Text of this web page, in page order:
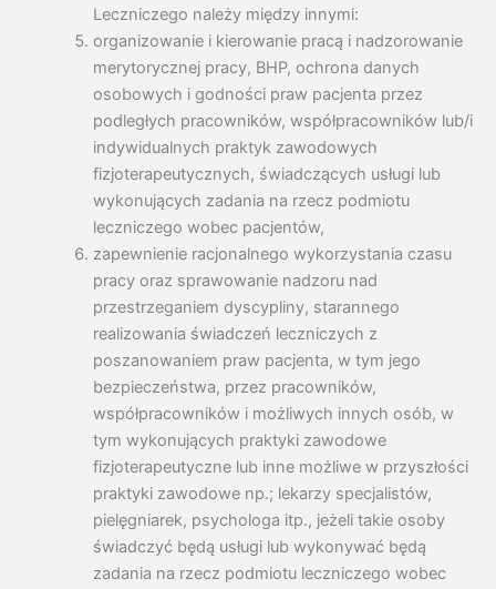
Leczniczego należy między innymi:
organizowanie i kierowanie pracą i nadzorowanie
merytorycznej pracy, BHP, ochrona danych
osobowych i godności praw pacjenta przez
podległych pracowników, współpracowników lub/i
indywidualnych praktyk zawodowych
fizjoterapeutycznych, świadczących usługi lub
wykonujących zadania na rzecz podmiotu
leczniczego wobec pacjentów,
zapewnienie racjonalnego wykorzystania czasu
pracy oraz sprawowanie nadzoru nad
przestrzeganiem dyscypliny, starannego
realizowania świadczeń leczniczych z
poszanowaniem praw pacjenta, w tym jego
bezpieczeństwa, przez pracowników,
współpracowników i możliwych innych osób, w
tym wykonujących praktyki zawodowe
fizjoterapeutyczne lub inne możliwe w przyszłości
praktyki zawodowe np.; lekarzy specjalistów,
pielęgniarek, psychologa itp., jeżeli takie osoby
świadczyć będą usługi lub wykonywać będą
zadania na rzecz podmiotu leczniczego wobec